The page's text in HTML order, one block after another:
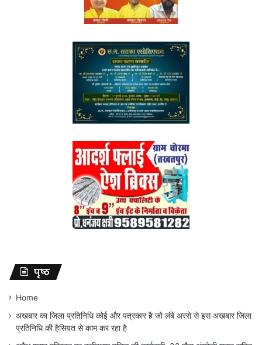
पृष्ठ
Home
अखबार का जिला प्रतिनिधि कोई और पत्रकार है जो लंबे अरसे से इस अखबार जिला
प्रतिनिधि की हैसियत से काम कर रहा है